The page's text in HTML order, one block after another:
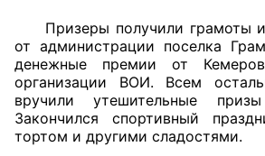
Регламент ОП КО
Кодекс этики ОП КО
Положения
Соглашения
Призеры получили грамоты и
от администрации поселка
денежные премии от
организации ВОИ. Всем
вручили утешительные
Закончился спортивный
тортом и другими сладостями.